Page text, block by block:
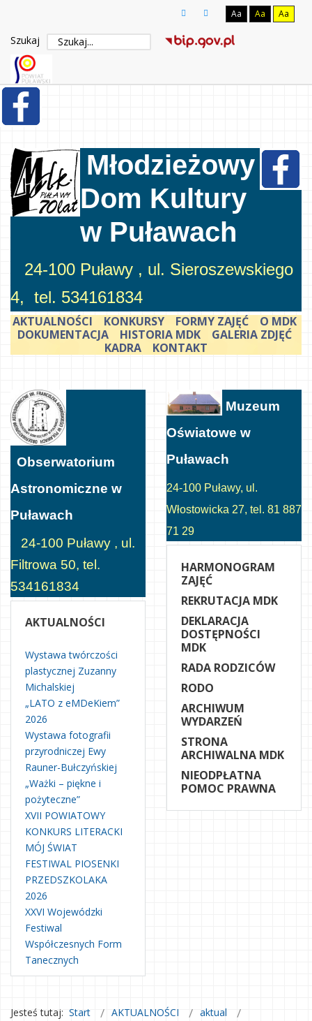
Aa Aa Aa
Szukaj
Młodzieżowy
Dom Kultury
w Puławach
24-100 Puławy , ul. Sieroszewskiego
4, tel. 534161834
AKTUALNOŚCI KONKURSY FORMY ZAJĘĆ
O MDK
DOKUMENTACJA
HISTORIA MDK
GALERIA ZDJĘĆ
KADRA
KONTAKT
Obserwatorium
Astronomiczne w
Puławach
24-100 Puławy , ul.
Filtrowa 50, tel.
534161834
AKTUALNOŚCI
Wystawa twórczości
plastycznej Zuzanny
Michalskiej
„LATO z eMDeKiem”
2026
Wystawa fotografii
przyrodniczej Ewy
Rauner-Bułczyńskiej
„Ważki – piękne i
pożyteczne”
XVII POWIATOWY
KONKURS LITERACKI
MÓJ ŚWIAT
FESTIWAL PIOSENKI
PRZEDSZKOLAKA
2026
XXVI Wojewódzki
Festiwal
Współczesnych Form
Tanecznych
Muzeum
Oświatowe w
Puławach
24-100 Puławy, ul.
Włostowicka 27, tel. 81 887
71 29
HARMONOGRAM
ZAJĘĆ
REKRUTACJA MDK
DEKLARACJA
DOSTĘPNOŚCI
MDK
RADA RODZICÓW
RODO
ARCHIWUM
WYDARZEŃ
STRONA
ARCHIWALNA MDK
NIEODPŁATNA
POMOC PRAWNA
Jesteś tutaj: Start AKTUALNOŚCI
aktual